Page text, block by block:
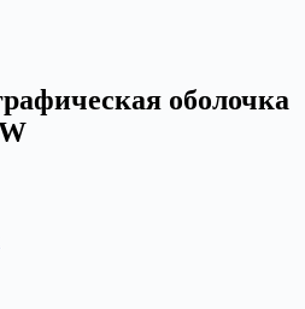
оболочка